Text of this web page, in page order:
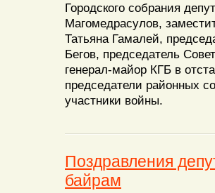
Городского собрания
Магомедрасулов,
Татьяна Гамалей,
Бегов, председатель
генерал-майор КГБ в
председатели районных
участники войны.
Поздравления
байрам